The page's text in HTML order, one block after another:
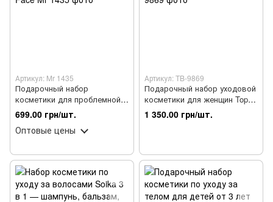
Артикул: Mr 1435
Подарочный набор
косметики для проблемной
кожи лица Mr.Scrubber Acne
Care Daily Face
699.00 грн/шт.
Оптовые цены
Артикул: TB-9869
Подарочный набор уходовой
косметики для женщин Top
Beauty Kombucha, 4 продукта
1 350.00 грн/шт.